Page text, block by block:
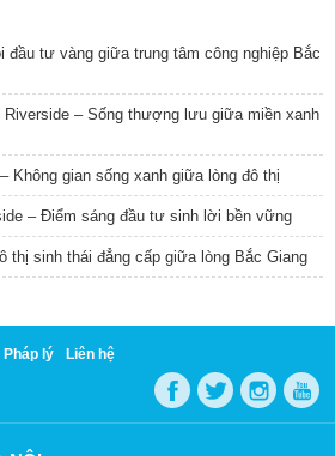
đầu tư vàng giữa trung tâm công nghiệp Bắc
– Sống thượng lưu giữa miền xanh
Không gian sống xanh giữa lòng đô thị
– Điểm sáng đầu tư sinh lời bền vững
thị sinh thái đẳng cấp giữa lòng Bắc Giang
Pháp lý Liên hệ